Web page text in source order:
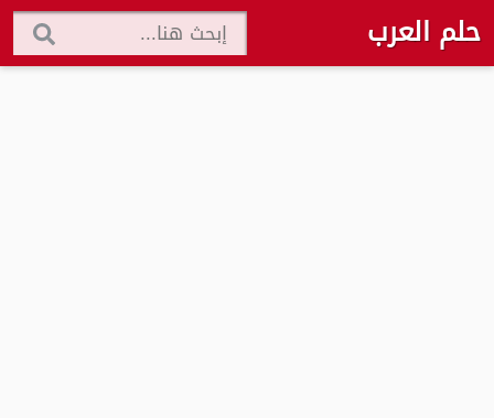
حلم العرب